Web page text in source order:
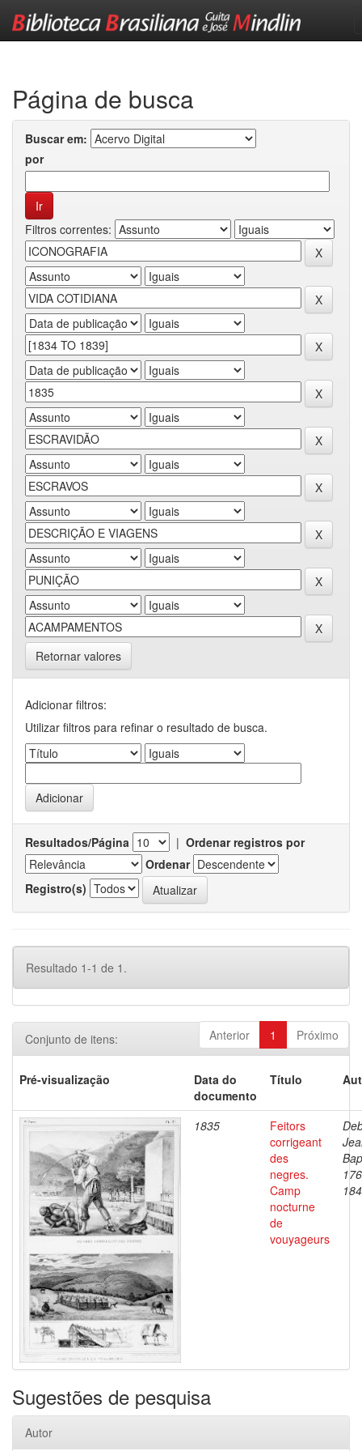
Página de busca
Buscar em:
por
Filtros correntes:
Retornar valores
Adicionar filtros:
Utilizar filtros para refinar o resultado de busca.
Resultados/Página | Ordenar registros por
Ordenar
Registro(s)
Resultado 1-1 de 1.
Anterior 1 Próximo
Conjunto de itens:
Pré-visualização
Data do
documento
Título
1835
Feitors
corrigeant
des
negres.
Camp
nocturne
de
vouyageurs
Sugestões de pesquisa
Autor